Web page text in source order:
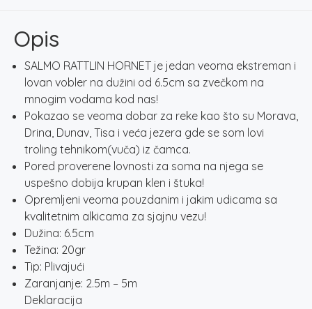
HOLOGRAPHIC
PERCH
količina
Opis
SALMO RATTLIN HORNET je jedan veoma ekstreman i
lovan vobler na dužini od 6.5cm sa zvečkom na
mnogim vodama kod nas!
Pokazao se veoma dobar za reke kao što su Morava,
Drina, Dunav, Tisa i veća jezera gde se som lovi
troling tehnikom(vuča) iz čamca.
Pored proverene lovnosti za soma na njega se
uspešno dobija krupan klen i štuka!
Opremljeni veoma pouzdanim i jakim udicama sa
kvalitetnim alkicama za sjajnu vezu!
Dužina: 6.5cm
Težina: 20gr
Tip: Plivajući
Zaranjanje: 2.5m – 5m
Deklaracija